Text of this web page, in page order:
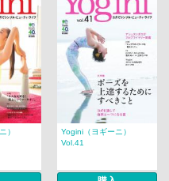
）
Yogini（ヨギーニ）
Vol.41